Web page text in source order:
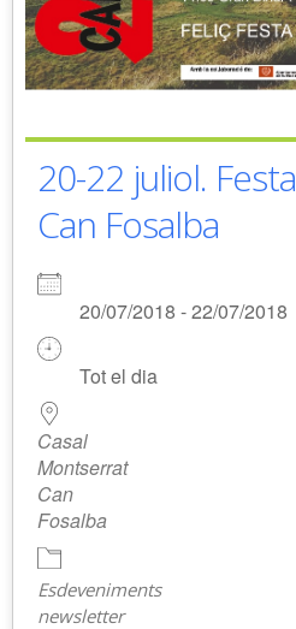
20-22 juliol.
Can Fosalba
20/07/2018 - 22/07/2018
Tot el dia
Casal
Montserrat
Can
Fosalba
Esdeveniments
newsletter